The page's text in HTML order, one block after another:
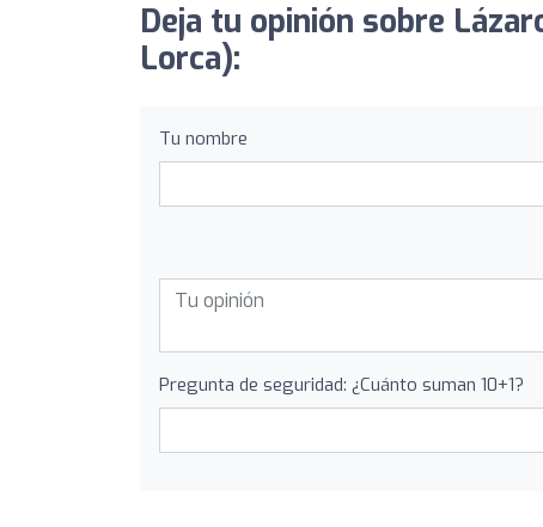
Deja tu opinión sobre
Lorca):
Tu nombre
Pregunta de seguridad: ¿Cuánto suman 10+1?